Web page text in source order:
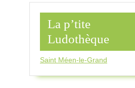
La p’tite
Ludothèque
Saint Méen-le-Grand